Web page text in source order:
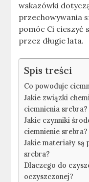
wskazówki
przechowywania
pomóc Ci cieszyć
przez długie lata.
Spis treści
Co powoduje
Jakie związki
ciemnienia srebra?
Jakie czynniki
ciemnienie srebra?
Jakie materiały
srebra?
Dlaczego do
oczyszczonej?